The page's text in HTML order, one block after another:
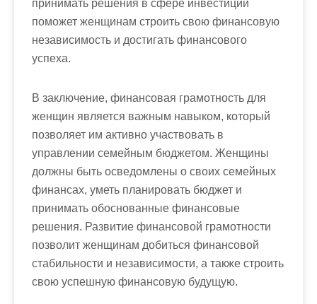
принимать решения в сфере инвестиций
поможет женщинам строить свою финансовую
независимость и достигать финансового
успеха.
В заключение, финансовая грамотность для
женщин является важным навыком, который
позволяет им активно участвовать в
управлении семейным бюджетом. Женщины
должны быть осведомлены о своих семейных
финансах, уметь планировать бюджет и
принимать обоснованные финансовые
решения. Развитие финансовой грамотности
позволит женщинам добиться финансовой
стабильности и независимости, а также строить
свою успешную финансовую будущую.